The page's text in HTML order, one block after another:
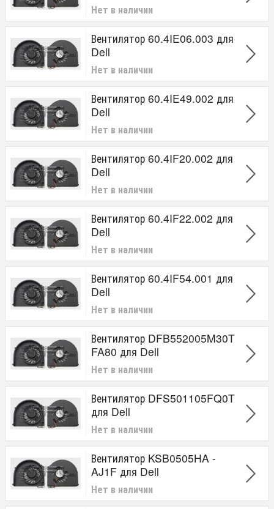
Нет в наличии
Вентилятор 60.4IE06.003 для
Dell
Нет в наличии
Вентилятор 60.4IE49.002 для
Dell
Нет в наличии
Вентилятор 60.4IF20.002 для
Dell
Нет в наличии
Вентилятор 60.4IF22.002 для
Dell
Нет в наличии
Вентилятор 60.4IF54.001 для
Dell
Нет в наличии
Вентилятор DFB552005M30T
FA80 для Dell
Нет в наличии
Вентилятор DFS501105FQ0T
для Dell
Нет в наличии
Вентилятор KSB0505HA -
AJ1F для Dell
Нет в наличии